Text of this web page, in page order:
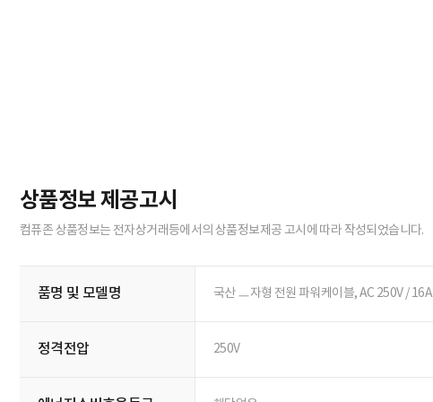
상품정보 제공고시
컴퓨존 상품정보는 전자상거래등에서의 상품정보제공 고시에 따라 작성되었습니다.
품명 및 모델명 국산 ㅡ자형 전원 파워케이블, AC 250V / 16A
정격전압 250V